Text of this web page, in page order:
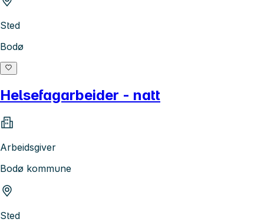
Sted
Bodø
Helsefagarbeider - natt
Arbeidsgiver
Bodø kommune
Sted